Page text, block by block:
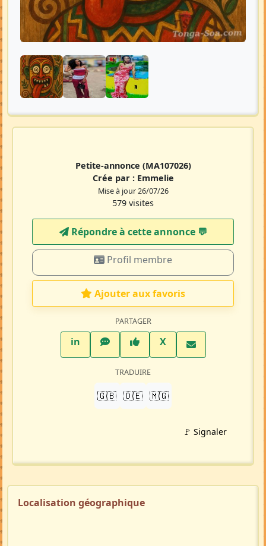
Petite-annonce (MA107026)
Crée par : Emmelie
Mise à jour 26/07/26
579 visites
Répondre à cette annonce 💬​
Profil membre
Ajouter aux favoris
PARTAGER
inLinkedInWhatsAppFacebook
XTwitter X
TRADUIRE
🇬🇧 🇩🇪 🇲🇬
🚩 Signaler
Localisation géographique